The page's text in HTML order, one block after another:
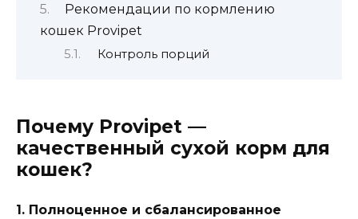
Рекомендации по кормлению
кошек Provipet
Контроль порций
Почему Provipet —
качественный сухой корм для
кошек?
1. Полноценное и сбалансированное